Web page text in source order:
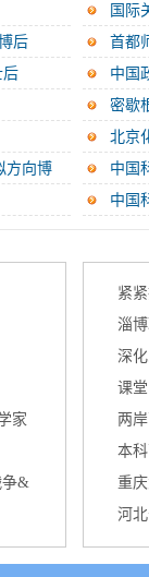
国际
后
首都
后
中国
密歇
北京
中...
方向博
中国
中国
家
争&
紧
淄
深
管理...
课
两
台北...
本
重
河